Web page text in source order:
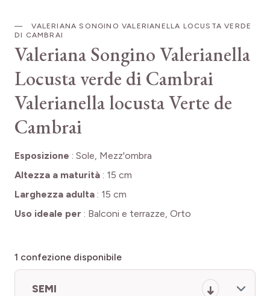
VALERIANA SONGINO VALERIANELLA LOCUSTA VERDE
DI CAMBRAI
Valeriana Songino Valerianella
Locusta verde di Cambrai
Valerianella locusta Verte de
Cambrai
Esposizione : Sole, Mezz'ombra
Altezza a maturità : 15 cm
Larghezza adulta : 15 cm
Uso ideale per : Balconi e terrazze, Orto
1 confezione disponibile
SEMI